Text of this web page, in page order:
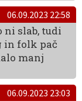
06.09.2023 22:58
ni slab, tudi
in folk pač
manj
06.09.2023 23:03